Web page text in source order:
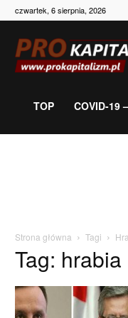
czwartek, 6 sierpnia, 2026
TOP COVID-19
Strona główna Tagi
Tag: hrabia